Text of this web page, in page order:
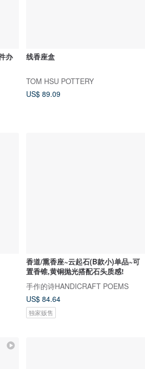
办
线香座盒
TOM HSU POTTERY
US$ 89.09
香道/熏香座~云起石(B款小)单品~可
置香锥,黄铜抛光搭配石头质感!
手作的诗HANDICRAFT POEMS
US$ 84.64
独家贩售